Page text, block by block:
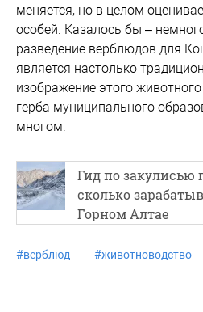
меняется, но в целом
особей. Казалось бы –
разведение верблюдов для
является настолько
изображение этого
герба муниципального
многом.
Гид по закулисью
сколько
Горном Алтае
#верблюд #животноводство